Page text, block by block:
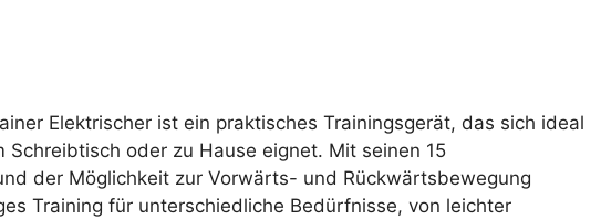
Elektrischer ist ein praktisches Trainingsgerät, das sich ideal
Schreibtisch oder zu Hause eignet. Mit seinen 15
der Möglichkeit zur Vorwärts- und Rückwärtsbewegung
Training für unterschiedliche Bedürfnisse, von leichter